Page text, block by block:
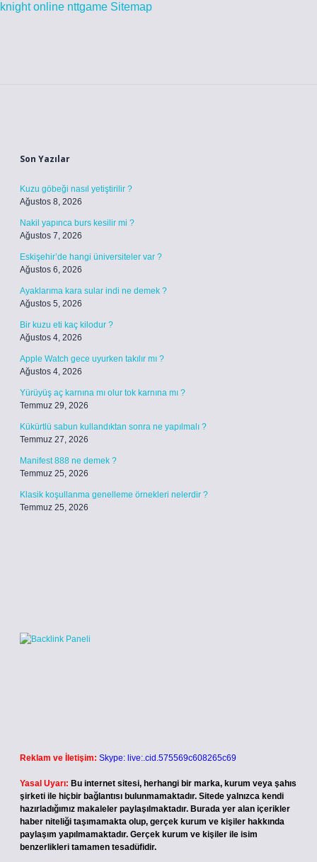
knight online nttgame Sitemap
Son Yazılar
Kuzu göbeği nasıl yetiştirilir ?
Ağustos 8, 2026
Nakil yapınca burs kesilir mi ?
Ağustos 7, 2026
Eskişehir’de hangi üniversiteler var ?
Ağustos 6, 2026
Ayaklarıma kara sular indi ne demek ?
Ağustos 5, 2026
Bir kuzu eti kaç kilodur ?
Ağustos 4, 2026
Apple Watch gece uyurken takılır mı ?
Ağustos 4, 2026
Yürüyüş aç karnına mı olur tok karnına mı ?
Temmuz 29, 2026
Kükürtlü sabun kullandıktan sonra ne yapılmalı ?
Temmuz 27, 2026
Manifest 888 ne demek ?
Temmuz 25, 2026
Klasik koşullanma genelleme örnekleri nelerdir ?
Temmuz 25, 2026
Reklam ve İletişim: Skype: live:.cid.575569c608265c69
Yasal Uyarı: Bu internet sitesi, herhangi bir marka, kurum veya şahıs
şirketi ile hiçbir bağlantısı bulunmamaktadır. Sitede yalnızca kendi
hazırladığımız makaleler paylaşılmaktadır. Burada yer alan içerikler
haber niteliği taşımamakta olup, gerçek kurum ve kişiler hakkında
paylaşım yapılmamaktadır. Gerçek kurum ve kişiler ile isim
benzerlikleri tamamen tesadüfidir.